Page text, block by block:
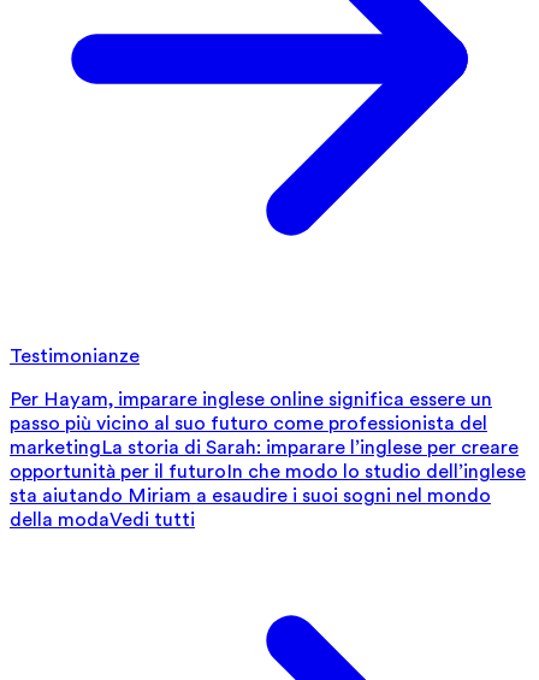
Testimonianze
Per Hayam, imparare inglese online significa essere un
passo più vicino al suo futuro come professionista del
marketingLa storia di Sarah: imparare l’inglese per creare
opportunità per il futuroIn che modo lo studio dell’inglese
sta aiutando Miriam a esaudire i suoi sogni nel mondo
della modaVedi tutti